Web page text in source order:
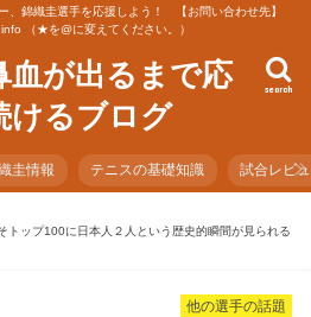
、錦織圭選手を応援しよう！ 【お問い合わせ先】
（★を@に変えてください。）
血が出るまで応
けるブログ
search
圭情報 テニスの基礎知識 試合レビ
トップ100に日本人２人という歴史的瞬間が見られる
他の選手の話題